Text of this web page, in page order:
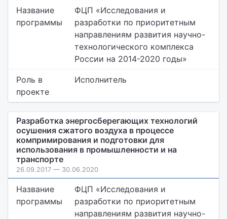
Название
программы
ФЦП «Исследования и
разработки по приоритетным
направлениям развития научно-
технологического комплекса
России на 2014-2020 годы»
Роль в
проекте
Исполнитель
Разработка энергосберегающих технологий
осушения сжатого воздуха в процессе
компримирования и подготовки для
использования в промышленности и на
транспорте
26.09.2017 — 30.06.2020
Название
программы
ФЦП «Исследования и
разработки по приоритетным
направлениям развития научно-